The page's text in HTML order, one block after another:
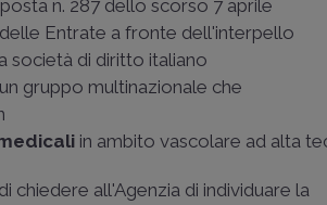
n. 287 dello scorso 7 aprile
Entrate a fronte dell'interpello
società di diritto italiano
gruppo multinazionale che
in ambito vascolare ad alta
chiedere all'Agenzia di individuare la